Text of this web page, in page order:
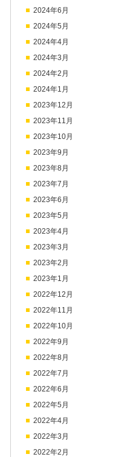
2024年6月
2024年5月
2024年4月
2024年3月
2024年2月
2024年1月
2023年12月
2023年11月
2023年10月
2023年9月
2023年8月
2023年7月
2023年6月
2023年5月
2023年4月
2023年3月
2023年2月
2023年1月
2022年12月
2022年11月
2022年10月
2022年9月
2022年8月
2022年7月
2022年6月
2022年5月
2022年4月
2022年3月
2022年2月